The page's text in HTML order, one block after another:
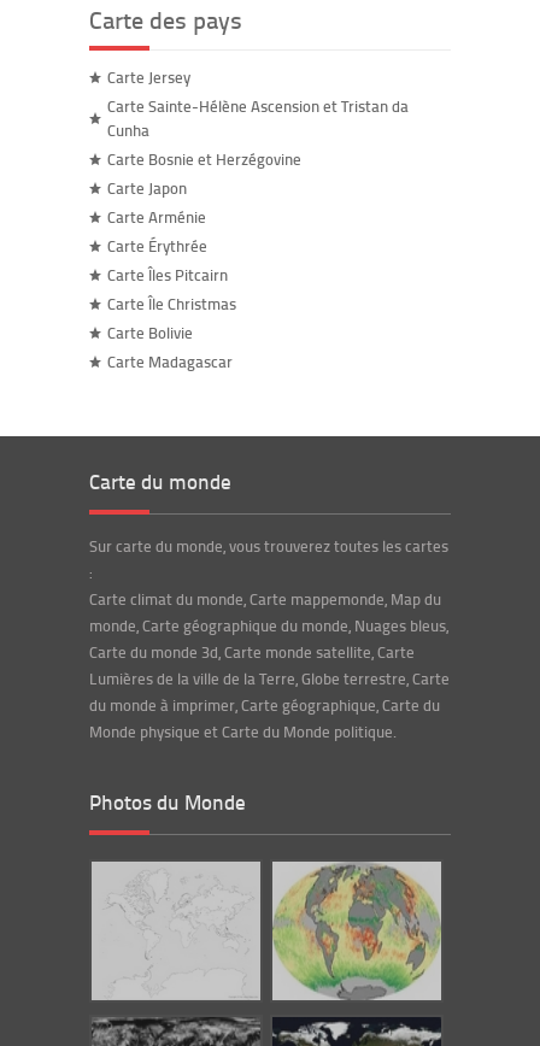
Carte des pays
Carte Jersey
Carte Sainte-Hélène Ascension et Tristan da
Cunha
Carte Bosnie et Herzégovine
Carte Japon
Carte Arménie
Carte Érythrée
Carte Îles Pitcairn
Carte Île Christmas
Carte Bolivie
Carte Madagascar
Carte du monde
Sur carte du monde, vous trouverez toutes les cartes
:
Carte climat du monde, Carte mappemonde, Map du
monde, Carte géographique du monde, Nuages bleus,
Carte du monde 3d, Carte monde satellite, Carte
Lumières de la ville de la Terre, Globe terrestre, Carte
du monde à imprimer, Carte géographique, Carte du
Monde physique et Carte du Monde politique.
Photos du Monde